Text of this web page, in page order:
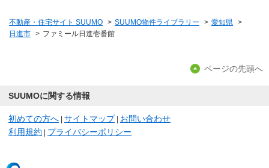
不動産・住宅サイト SUUMO > SUUMO物件ライブラリー > 愛知県 >
日進市 > ファミール日進壱番館
ページの先頭へ
SUUMOに関する情報
初めての方へ サイトマップ
お問い合わせ
利用規約
プライバシーポリシー